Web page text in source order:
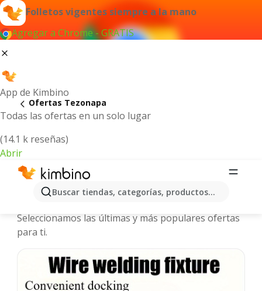
Folletos vigentes siempre a la mano
Agregar a Chrome - GRATIS
App de Kimbino
Todas las ofertas en un solo lugar
(14.1 k reseñas)
Abrir
Buscar tiendas, categorías, productos...
Ofertas Tezonapa
Tezonapa - Folletos y ofertas más
Seleccionamos las últimas y más populares ofertas
para ti.